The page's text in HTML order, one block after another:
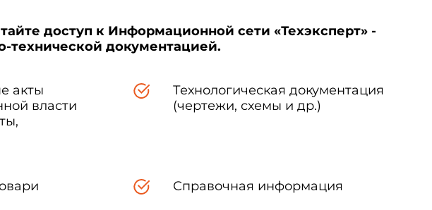
доступ к Информационной сети «Техэксперт» -
технической документацией.
акты
власти
Технологическая документация
(чертежи, схемы и др.)
Справочная информация